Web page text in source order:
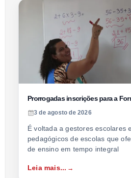
Prorrogadas inscrições para a
3 de agosto de 2026
É voltada a gestores escolares
pedagógicos de escolas que
de ensino em tempo integral
Leia mais...